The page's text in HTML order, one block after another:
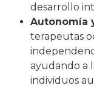
desarrollo
Autonomía
terapeutas
ayudando a
individuos